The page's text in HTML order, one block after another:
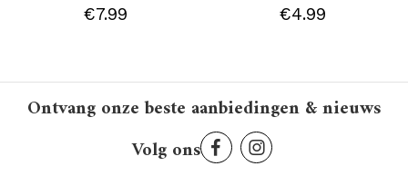
€7.99 €4.99
Ontvang onze beste aanbiedingen & nieuws
Volg ons